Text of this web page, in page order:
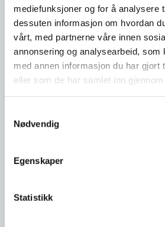
mediefunksjoner og for å analysere
dessuten informasjon om hvordan
vårt, med partnerne våre innen
annonsering og analysearbeid, som
med annen informasjon du har gjort
eller som de har samlet inn
Nødvendig
Egenskaper
Statistikk
10.07.2026
BAMEK posisjonerer seg for